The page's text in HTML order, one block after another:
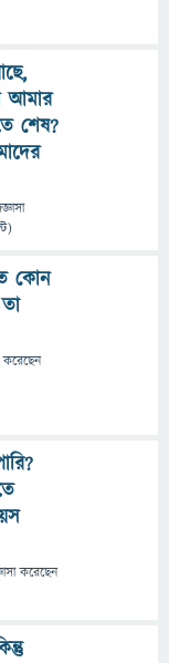
আমার
শেষ?
কোন
করেছেন
করেছেন